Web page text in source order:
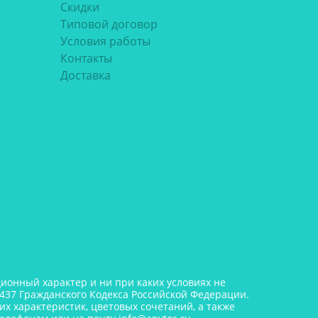
Скидки
Типовой договор
Условия работы
Контакты
Доставка
характер и ни при каких условиях не
Гражданского Кодекса Российской Федерации.
характеристик, цветовых сочетаний, а также